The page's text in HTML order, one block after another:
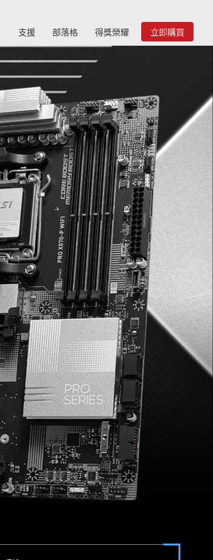
支援 部落格 得獎榮耀 立即購買